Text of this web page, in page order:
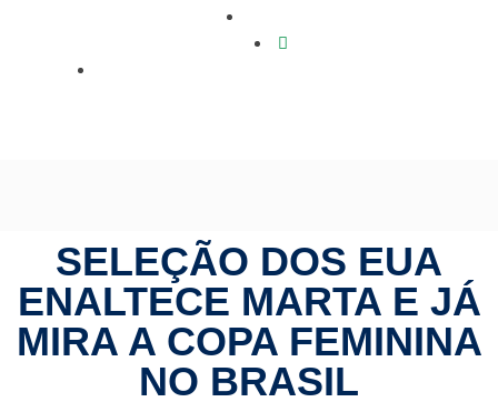
SELEÇÃO DOS EUA
ENALTECE MARTA E JÁ
MIRA A COPA FEMININA
NO BRASIL